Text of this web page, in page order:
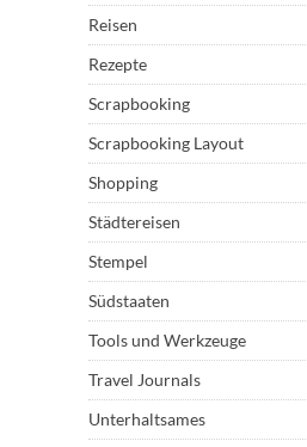
Reisen
Rezepte
Scrapbooking
Scrapbooking Layout
Shopping
Städtereisen
Stempel
Südstaaten
Tools und Werkzeuge
Travel Journals
Unterhaltsames